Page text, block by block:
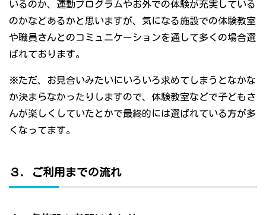
いるのか、運動プログラムやお外での体験が充実している
のかなどあるかと思いますが、気になる施設での体験教室
や職員さんとのコミュニケーションを通して多くの場合選
ばれております。
※ただ、お見合いみたいにいろいろ求めてしまうとなかな
か決まらなかったりしますので、体験教室などで子どもさ
んが楽しくしていたとかで最終的には選ばれている方が多
くなってます。
３．ご利用までの流れ